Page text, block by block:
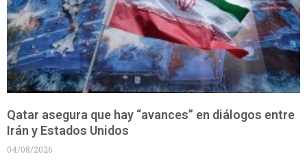
Qatar asegura que hay “avances” en diálogos entre
Irán y Estados Unidos
04/08/2026